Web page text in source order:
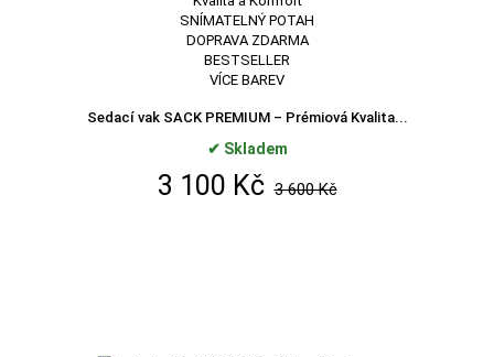
SNÍMATELNÝ POTAH
DOPRAVA ZDARMA
BESTSELLER
VÍCE BAREV
Sedací vak SACK PREMIUM – Prémiová Kvalita...
✔ Skladem
3 100 Kč 3 600 Kč